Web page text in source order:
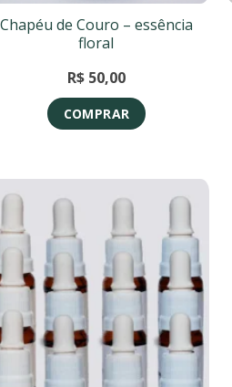
Chapéu de Couro – essência
floral
R$50,00
COMPRAR